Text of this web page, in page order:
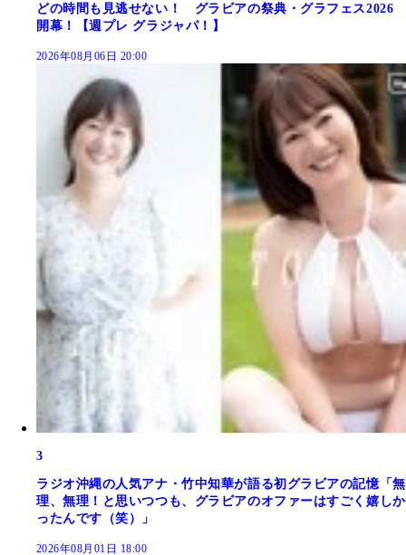
どの時間も見逃せない！ グラビアの祭典・グラフェス2026
開幕！【週プレ グラジャパ！】
2026年08月06日 20:00
3
ラジオ沖縄の人気アナ・竹中知華が語る初グラビアの記憶「無
理、無理！と思いつつも、グラビアのオファーはすごく嬉しか
ったんです（笑）」
2026年08月01日 18:00